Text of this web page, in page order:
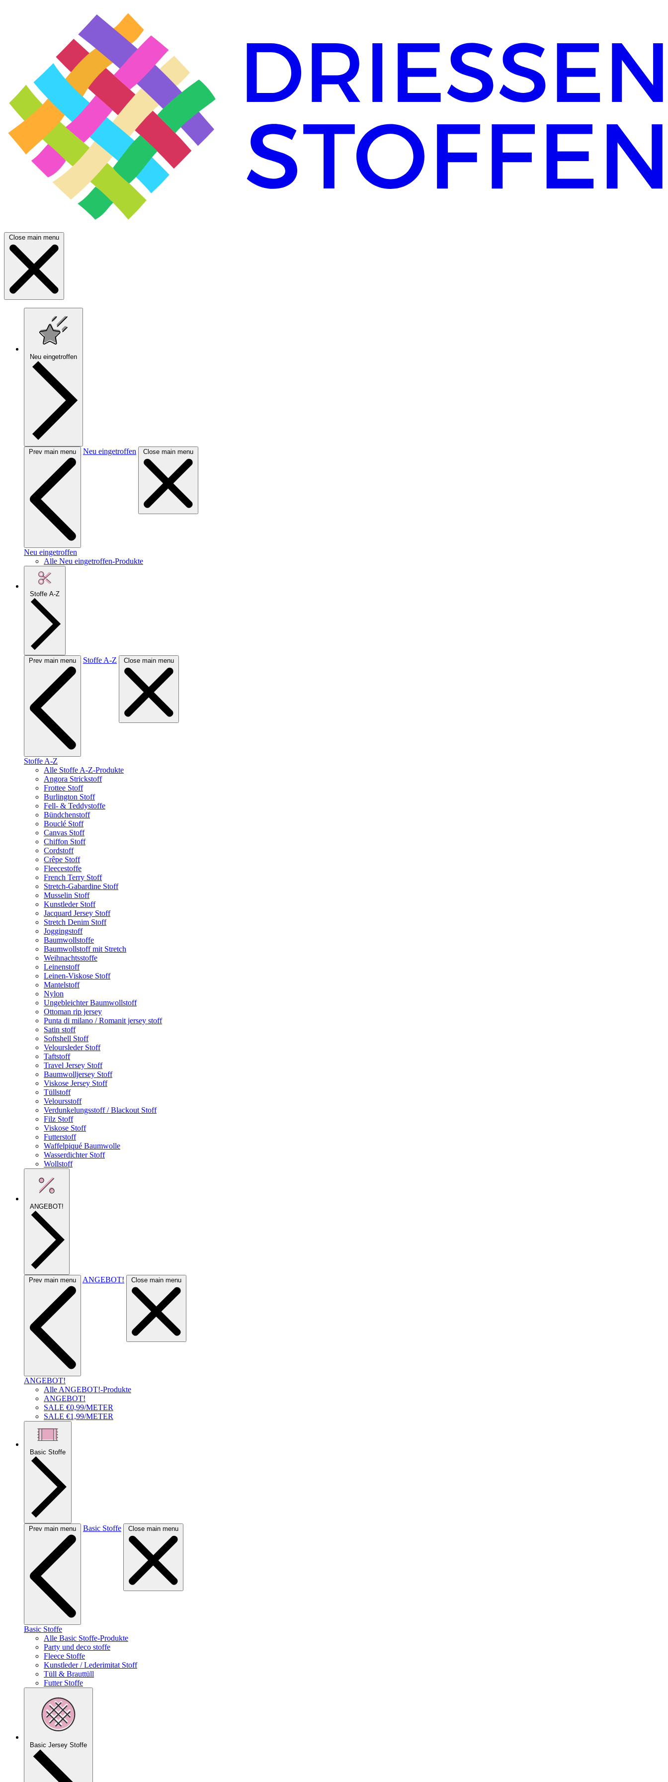
Close main menu
Neu eingetroffen
Prev main menu Neu eingetroffen Close main menu
Neu eingetroffen
Alle Neu eingetroffen-Produkte
Stoffe A-Z
Prev main menu Stoffe A-Z Close main menu
Stoffe A-Z
Alle Stoffe A-Z-Produkte
Angora Strickstoff
Frottee Stoff
Burlington Stoff
Fell- & Teddystoffe
Bündchenstoff
Bouclé Stoff
Canvas Stoff
Chiffon Stoff
Cordstoff
Crêpe Stoff
Fleecestoffe
French Terry Stoff
Stretch-Gabardine Stoff
Musselin Stoff
Kunstleder Stoff
Jacquard Jersey Stoff
Stretch Denim Stoff
Joggingstoff
Baumwollstoffe
Baumwollstoff mit Stretch
Weihnachtsstoffe
Leinenstoff
Leinen-Viskose Stoff
Mantelstoff
Nylon
Ungebleichter Baumwollstoff
Ottoman rip jersey
Punta di milano / Romanit jersey stoff
Satin stoff
Softshell Stoff
Veloursleder Stoff
Taftstoff
Travel Jersey Stoff
Baumwolljersey Stoff
Viskose Jersey Stoff
Tüllstoff
Veloursstoff
Verdunkelungsstoff / Blackout Stoff
Filz Stoff
Viskose Stoff
Futterstoff
Waffelpiqué Baumwolle
Wasserdichter Stoff
Wollstoff
ANGEBOT!
Prev main menu ANGEBOT! Close main menu
ANGEBOT!
Alle ANGEBOT!-Produkte
ANGEBOT!
SALE €0,99/METER
SALE €1,99/METER
Basic Stoffe
Prev main menu Basic Stoffe Close main menu
Basic Stoffe
Alle Basic Stoffe-Produkte
Party und deco stoffe
Fleece Stoffe
Kunstleder / Lederimitat Stoff
Tüll & Brauttüll
Futter Stoffe
Basic Jersey Stoffe